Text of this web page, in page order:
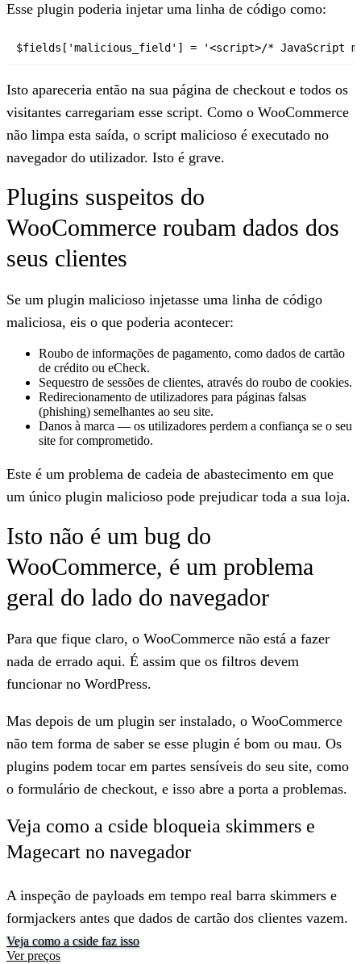
Esse plugin poderia injetar uma linha de código como:
$fields['malicious_field'] = '<script>/* JavaScript
Isto apareceria então na sua página de checkout e todos os
visitantes carregariam esse script. Como o WooCommerce
não limpa esta saída, o script malicioso é executado no
navegador do utilizador. Isto é grave.
Plugins suspeitos do
WooCommerce roubam dados dos
seus clientes
Se um plugin malicioso injetasse uma linha de código
maliciosa, eis o que poderia acontecer:
Roubo de informações de pagamento, como dados de cartão
de crédito ou eCheck.
Sequestro de sessões de clientes, através do roubo de cookies.
Redirecionamento de utilizadores para páginas falsas
(phishing) semelhantes ao seu site.
Danos à marca — os utilizadores perdem a confiança se o seu
site for comprometido.
Este é um problema de cadeia de abastecimento em que
um único plugin malicioso pode prejudicar toda a sua loja.
Isto não é um bug do
WooCommerce, é um problema
geral do lado do navegador
Para que fique claro, o WooCommerce não está a fazer
nada de errado aqui. É assim que os filtros devem
funcionar no WordPress.
Mas depois de um plugin ser instalado, o WooCommerce
não tem forma de saber se esse plugin é bom ou mau. Os
plugins podem tocar em partes sensíveis do seu site, como
o formulário de checkout, e isso abre a porta a problemas.
Veja como a cside bloqueia skimmers e
Magecart no navegador
A inspeção de payloads em tempo real barra skimmers e
formjackers antes que dados de cartão dos clientes vazem.
Veja como a cside faz isso
Ver preços